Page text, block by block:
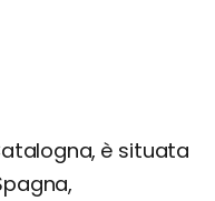
è situata